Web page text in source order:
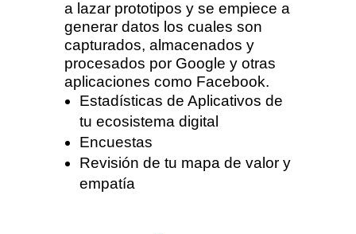
a lazar prototipos y se empiece a
generar datos los cuales son
capturados, almacenados y
procesados por Google y otras
aplicaciones como Facebook.
Estadísticas de Aplicativos de
tu ecosistema digital
Encuestas
Revisión de tu mapa de valor y
empatía